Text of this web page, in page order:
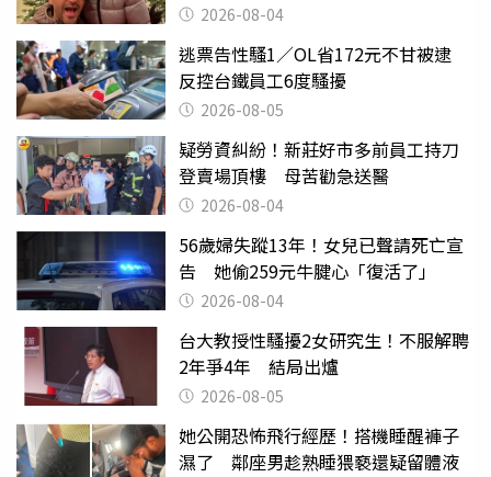
2026-08-04
逃票告性騷1／OL省172元不甘被逮
反控台鐵員工6度騷擾
2026-08-05
疑勞資糾紛！新莊好市多前員工持刀
登賣場頂樓 母苦勸急送醫
2026-08-04
56歲婦失蹤13年！女兒已聲請死亡宣
告 她偷259元牛腱心「復活了」
2026-08-04
台大教授性騷擾2女研究生！不服解聘
2年爭4年 結局出爐
2026-08-05
她公開恐怖飛行經歷！搭機睡醒褲子
濕了 鄰座男趁熟睡猥褻還疑留體液